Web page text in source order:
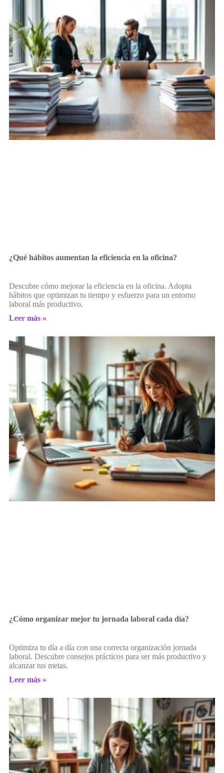
¿Qué hábitos aumentan la eficiencia en la oficina?
Descubre cómo mejorar la eficiencia en la oficina. Adopta
hábitos que optimizan tu tiempo y esfuerzo para un entorno
laboral más productivo.
Leer más »
¿Cómo organizar mejor tu jornada laboral cada día?
Optimiza tu día a día con una correcta organización jornada
laboral. Descubre consejos prácticos para ser más productivo y
alcanzar tus metas.
Leer más »